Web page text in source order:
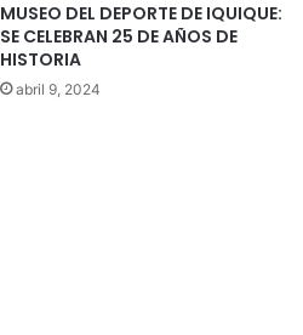
MUSEO DEL DEPORTE DE IQUIQUE:
SE CELEBRAN 25 DE AÑOS DE
HISTORIA
abril 9, 2024